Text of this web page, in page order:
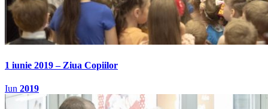
1 iunie 2019 – Ziua Copiilor
Iun 2019